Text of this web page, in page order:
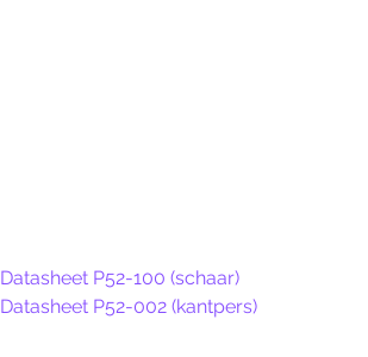
Datasheet P52-100 (schaar)
Datasheet P52-002 (kantpers)